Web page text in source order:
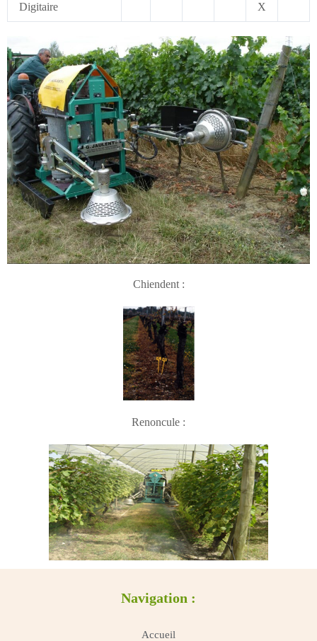
Digitaire X
Chiendent :
Renoncule :
Navigation :
Accueil